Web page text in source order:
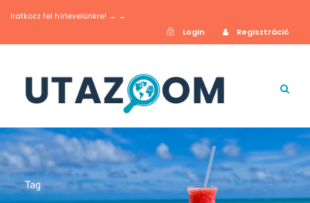
Iratkozz fel hírlevelünkre! → →
Login
Regisztráció
Tag